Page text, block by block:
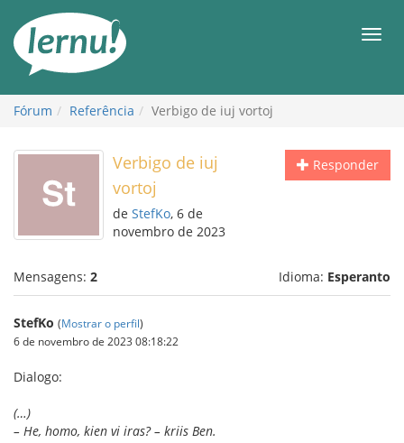
conteúdo
Fórum Referência Verbigo de iuj vortoj
Responder
Verbigo de iuj
vortoj
de StefKo, 6 de
novembro de 2023
Mensagens: 2 Idioma: Esperanto
StefKo (Mostrar o perfil)
6 de novembro de 2023 08:18:22
Dialogo:
(…)
– He, homo, kien vi iras? – kriis Ben.